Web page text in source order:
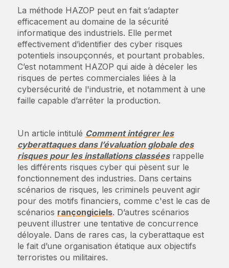
La méthode HAZOP peut en fait s’adapter
efficacement au domaine de la sécurité
informatique des industriels. Elle permet
effectivement d’identifier des cyber risques
potentiels insoupçonnés, et pourtant probables.
C’est notamment HAZOP qui aide à déceler les
risques de pertes commerciales liées à la
cybersécurité de l'industrie, et notamment à une
faille capable d’arrêter la production.
Un article intitulé Comment intégrer les
cyberattaques dans l’évaluation globale des
risques pour les installations classéesrappelle
les différents risques cyber qui pèsent sur le
fonctionnement des industries. Dans certains
scénarios de risques, les criminels peuvent agir
pour des motifs financiers, comme c'est le cas de
scénarios rançongiciels. D’autres scénarios
peuvent illustrer une tentative de concurrence
déloyale. Dans de rares cas, la cyberattaque est
le fait d’une organisation étatique aux objectifs
terroristes ou militaires.